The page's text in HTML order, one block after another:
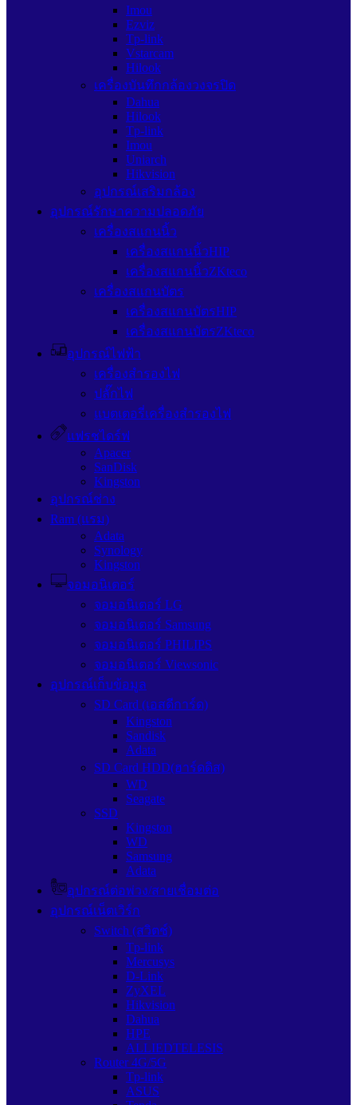
Imou
Ezviz
Tp-link
Vstarcam
Hilook
เครื่องบันทึกกล้องวงจรปิด
Dahua
Hilook
Tp-link
Imou
Uniarch
Hikvision
อุปกรณ์เสริมกล้อง
อุปกรณ์รักษาความปลอดภัย
เครื่องสแกนนิ้ว
เครื่องสแกนนิ้วHIP
เครื่องสแกนนิ้วZKteco
เครื่องสแกนบัตร
เครื่องสแกนบัตรHIP
เครื่องสแกนบัตรZKteco
อุปกรณ์ไฟฟ้า
เครื่องสำรองไฟ
ปลั๊กไฟ
แบตเตอรี่เครื่องสำรองไฟ
แฟรชไดร์ฟ
Apacer
SanDisk
Kingston
อุปกรณ์ช่าง
Ram (แรม)
Adata
Synology
Kingston
จอมอนิเตอร์
จอมอนิเตอร์ LG
จอมอนิเตอร์ Samsung
จอมอนิเตอร์ PHILIPS
จอมอนิเตอร์ Viewsonic
อุปกรณ์เก็บข้อมูล
SD Card (เอสดีการ์ด)
Kingston
Sandisk
Adata
SD Card HDD(ฮาร์ดดิส)
WD
Seagate
SSD
Kingston
WD
Samsung
Adata
อุปกรณ์ต่อพ่วง/สายเชื่อมต่อ
อุปกรณ์เน็ตเวิร์ก
Switch (สวิตช์)
Tp-link
Mercusys
D-Link
ZyXEL
Hikvision
Dahua
HPE
ALLIEDTELESIS
Router 4G/5G
Tp-link
ASUS